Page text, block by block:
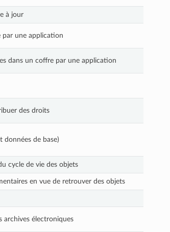
à jour
par une application
dans un coffre par une application
des droits
données de base)
cycle de vie des objets
en vue de retrouver des objets
archives électroniques